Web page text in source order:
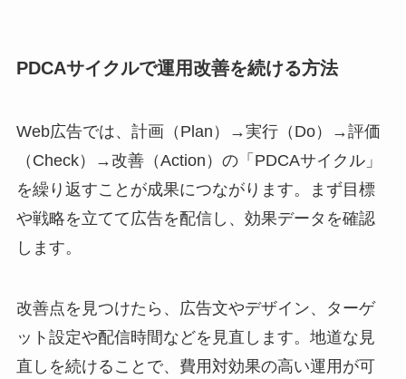
PDCAサイクルで運用改善を続ける方法
Web広告では、計画（Plan）→実行（Do）→評価
（Check）→改善（Action）の「PDCAサイクル」
を繰り返すことが成果につながります。まず目標
や戦略を立てて広告を配信し、効果データを確認
します。
改善点を見つけたら、広告文やデザイン、ターゲ
ット設定や配信時間などを見直します。地道な見
直しを続けることで、費用対効果の高い運用が可